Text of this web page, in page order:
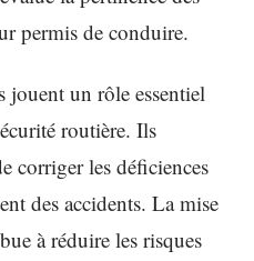
permis de conduire.
jouent un rôle essentiel
routière. Ils
corriger les déficiences
des accidents. La mise
à réduire les risques